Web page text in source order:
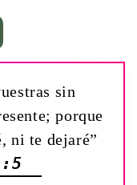
sin
porque
ni te dejaré”